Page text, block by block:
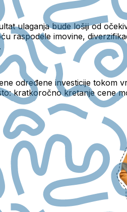
ulaganja bude lošiji od
raspodele imovine,
određene investicije tokom
kratkoročno kretanje cene